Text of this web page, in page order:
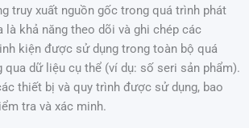
truy xuất nguồn gốc trong quá trình phát
là khả năng theo dõi và ghi chép các
kiện được sử dụng trong toàn bộ quá
qua dữ liệu cụ thể (ví dụ: số seri sản phẩm).
thiết bị và quy trình được sử dụng, bao
tra và xác minh.